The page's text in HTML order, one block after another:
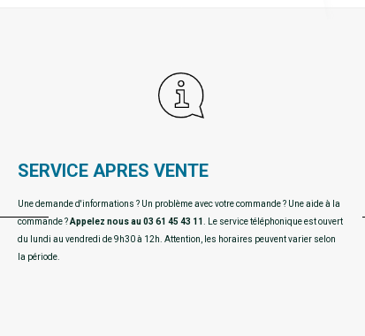
SERVICE APRES VENTE
Une demande d'informations ? Un problème avec votre commande ? Une aide à la
commande ?Appelez nous au 03 61 45 43 11
. Le service téléphonique est ouvert
du lundi au vendredi de 9h30 à 12h. Attention, les horaires peuvent varier selon
la période.